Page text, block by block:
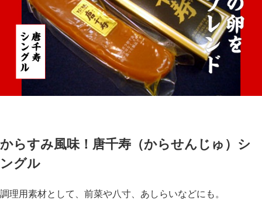
からすみ風味！唐千寿（からせんじゅ）シ
ングル
調理用素材として、前菜や八寸、あしらいなどにも。